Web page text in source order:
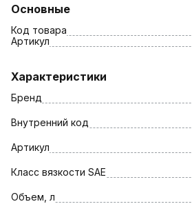
Основные
Код товара
Артикул
Характеристики
Бренд
Внутренний код
Артикул
Класс вязкости SAE
Объем, л